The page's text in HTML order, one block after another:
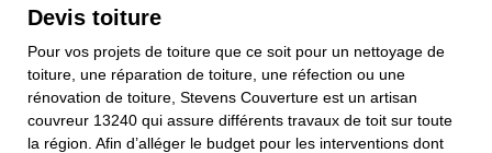
Devis toiture
Pour vos projets de toiture que ce soit pour un nettoyage de
toiture, une réparation de toiture, une réfection ou une
rénovation de toiture, Stevens Couverture est un artisan
couvreur 13240 qui assure différents travaux de toit sur toute
la région. Afin d’alléger le budget pour les interventions dont